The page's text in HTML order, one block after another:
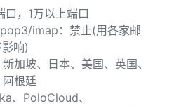
，1万以上端口
imap：禁止(用各家邮
响)
加坡、日本、美国、英国、
阿根廷
、PoloCloud、